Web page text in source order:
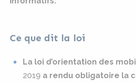
Ce que dit la loi
La loi d’orientation des
2019 a rendu obligatoire la